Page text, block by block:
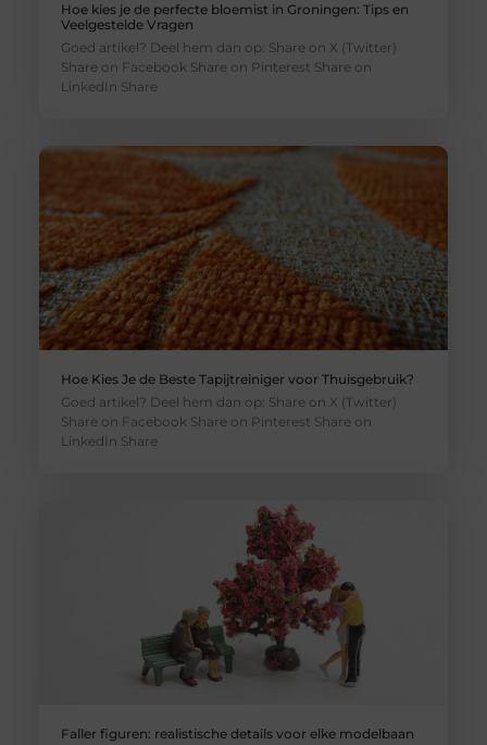
Hoe kies je de perfecte bloemist in Groningen: Tips en
Veelgestelde Vragen
Goed artikel? Deel hem dan op: Share on X (Twitter)
Share on Facebook Share on Pinterest Share on
LinkedIn Share
Hoe Kies Je de Beste Tapijtreiniger voor Thuisgebruik?
Goed artikel? Deel hem dan op: Share on X (Twitter)
Share on Facebook Share on Pinterest Share on
LinkedIn Share
Faller figuren: realistische details voor elke modelbaan